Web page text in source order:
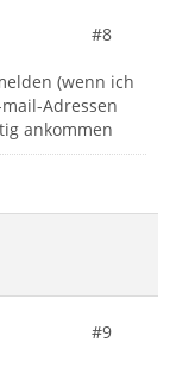
#8
(wenn ich
Adressen
ankommen
#9